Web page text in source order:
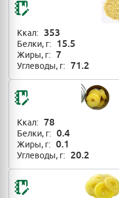
Ккал: 353
Белки, г: 15.5
Жиры, г: 7
Углеводы, г: 71.2
Ккал: 78
Белки, г: 0.4
Жиры, г: 0.1
Углеводы, г: 20.2